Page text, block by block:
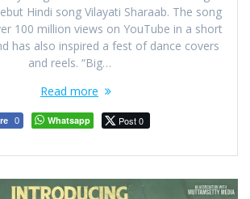
Hindi song Vilayati Sharaab. The song
100 million views on YouTube in a short
has also inspired a fest of dance covers
and reels. “Big…
Read more
0 Whatsapp Post 0